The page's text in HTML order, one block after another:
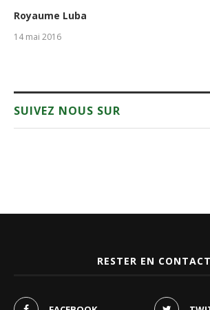
Royaume Luba
14 mai 2016
SUIVEZ NOUS SUR
RESTER EN CONTACT